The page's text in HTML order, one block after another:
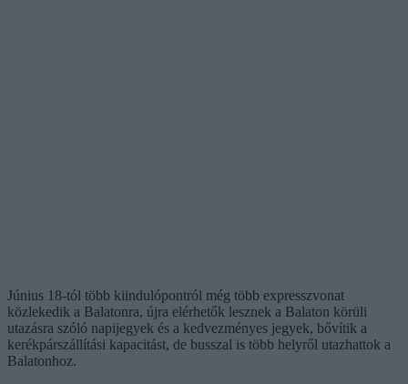
Június 18-tól több kiindulópontról még több expresszvonat
közlekedik a Balatonra, újra elérhetők lesznek a Balaton körüli
utazásra szóló napijegyek és a kedvezményes jegyek, bővítik a
kerékpárszállítási kapacitást, de busszal is több helyről utazhattok a
Balatonhoz.